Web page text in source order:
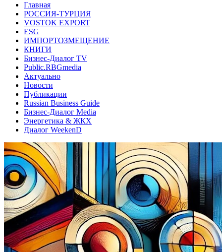
Главная
РОССИЯ-ТУРЦИЯ
VOSTOK EXPORT
ESG
ИМПОРТОЗМЕЩЕНИЕ
КНИГИ
Бизнес-Диалог TV
Public.RBGmedia
Актуально
Новости
Публикации
Russian Business Guide
Бизнес-Диалог Media
Энергетика & ЖКХ
Диалог WeekenD